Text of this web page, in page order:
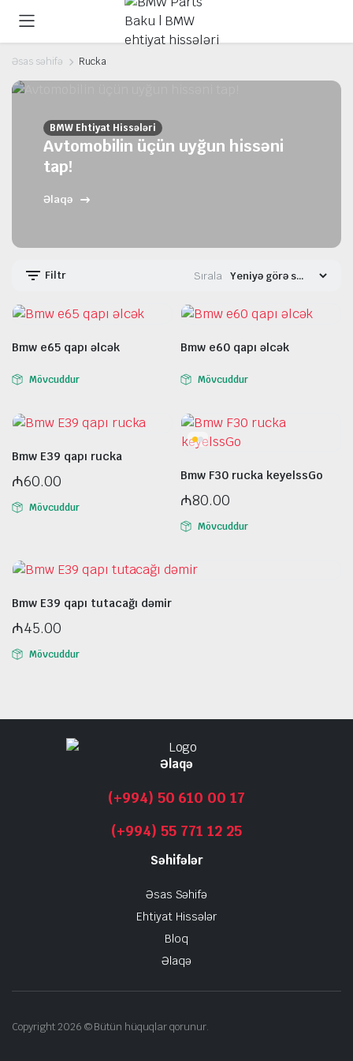
Əsas səhifə Rucka
BMW Ehtiyat Hissələri
Avtomobilin üçün uyğun hissəni
tap!
Əlaqə
Filtr Sırala
Bmw e65 qapı əlcək
Mövcuddur
Bmw e60 qapı əlcək
Mövcuddur
Bmw E39 qapı rucka
₼60.00
Mövcuddur
Bmw F30 rucka keyelssGo
₼80.00
Mövcuddur
Bmw E39 qapı tutacağı dəmir
₼45.00
Mövcuddur
Əlaqə
(+994) 50 610 00 17
(+994) 55 771 12 25
Səhifələr
Əsas Səhifə
Ehtiyat Hissələr
Bloq
Əlaqə
Copyright 2026 © Bütün hüquqlar qorunur.